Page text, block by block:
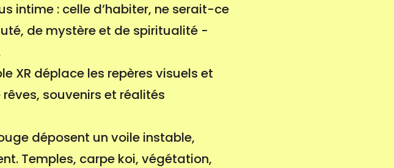
intime : celle d’habiter, ne serait-ce
de mystère et de spiritualité -
XR déplace les repères visuels et
souvenirs et réalités
déposent un voile instable,
Temples, carpe koi, végétation,